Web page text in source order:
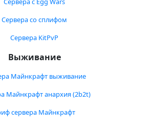
Сервера со сплифом
Сервера KitPvP
Выживание
Майнкрафт выживание
Майнкрафт анархия (2b2t)
сервера Майнкрафт